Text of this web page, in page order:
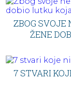
ZBOG SVOJE
ŽENE
7 STVARI